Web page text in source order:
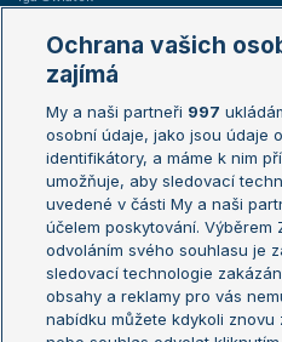
Žebříčky
Žebříček ATP (muži)
Žebříček WTA (ženy)
Sázkařský žebříček
US
Aktualní trendy
Ochrana vašich
zajímá
My a naši partneři 997
osobní údaje, jako jsou údaje
identifikátory, a máme k nim
umožňuje, aby sledovací
uvedené v části My a naši
účelem poskytování. Výběrem
odvoláním svého souhlasu je
sledovací technologie
obsahy a reklamy pro vás
nabídku můžete kdykoli